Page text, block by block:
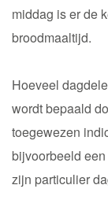
middag is er de
broodmaaltijd.
Hoeveel
wordt bepaald
toegewezen
bijvoorbeeld
zijn particulier